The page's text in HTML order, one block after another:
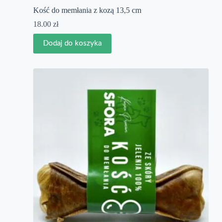
Kość do memłania z kozą 13,5 cm
18.00 zł
Dodaj do koszyka